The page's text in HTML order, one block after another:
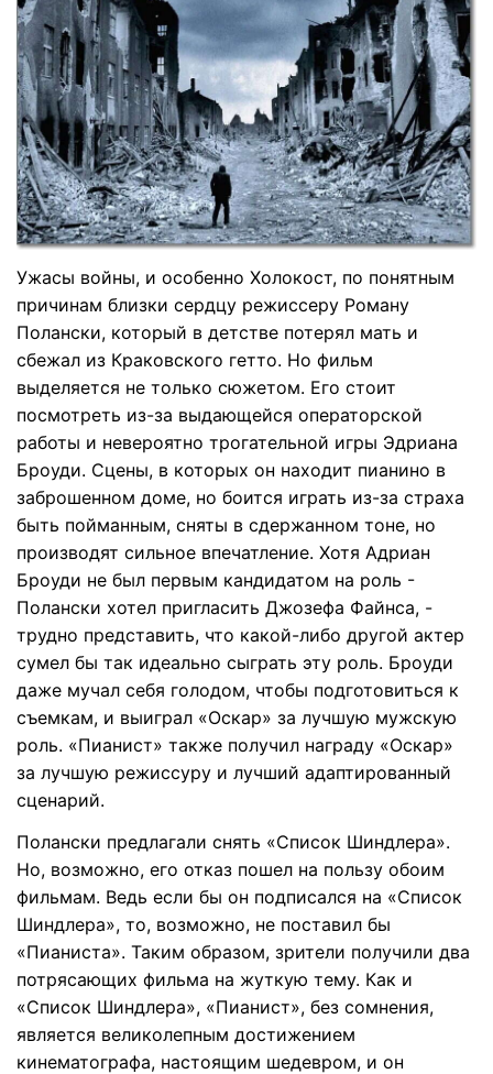
Ужасы войны, и особенно Холокост, по понятным
причинам близки сердцу режиссеру Роману
Полански, который в детстве потерял мать и
сбежал из Краковского гетто. Но фильм
выделяется не только сюжетом. Его стоит
посмотреть из-за выдающейся операторской
работы и невероятно трогательной игры Эдриана
Броуди. Сцены, в которых он находит пианино в
заброшенном доме, но боится играть из-за страха
быть пойманным, сняты в сдержанном тоне, но
производят сильное впечатление. Хотя Адриан
Броуди не был первым кандидатом на роль -
Полански хотел пригласить Джозефа Файнса, -
трудно представить, что какой-либо другой актер
сумел бы так идеально сыграть эту роль. Броуди
даже мучал себя голодом, чтобы подготовиться к
съемкам, и выиграл «Оскар» за лучшую мужскую
роль. «Пианист» также получил награду «Оскар»
за лучшую режиссуру и лучший адаптированный
сценарий.
Полански предлагали снять «Список Шиндлера».
Но, возможно, его отказ пошел на пользу обоим
фильмам. Ведь если бы он подписался на «Список
Шиндлера», то, возможно, не поставил бы
«Пианиста». Таким образом, зрители получили два
потрясающих фильма на жуткую тему. Как и
«Список Шиндлера», «Пианист», без сомнения,
является великолепным достижением
кинематографа, настоящим шедевром, и он